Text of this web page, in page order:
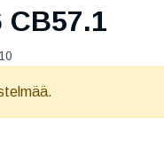
CB57.1